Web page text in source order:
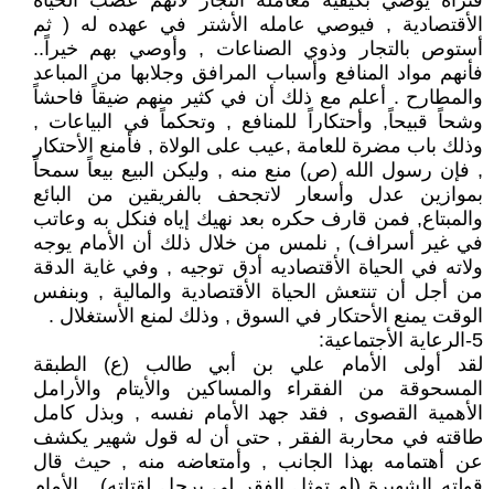
الأقتصادية , فيوصي عامله الأشتر في عهده له ( ثم
أستوص بالتجار وذوي الصناعات , وأوصي بهم خيراً..
فأنهم مواد المنافع وأسباب المرافق وجلابها من المباعد
والمطارح . أعلم مع ذلك أن في كثير منهم ضيقاً فاحشاً
وشحاً قبيحاً, وأحتكاراً للمنافع , وتحكماً في البياعات ,
وذلك باب مضرة للعامة ,عيب على الولاة , فأمنع الأحتكار
, فإن رسول الله (ص) منع منه , وليكن البيع بيعاً سمحاً
بموازين عدل وأسعار لاتجحف بالفريقين من البائع
والمبتاع, فمن قارف حكره بعد نهيك إياه فنكل به وعاتب
في غير أسراف) , نلمس من خلال ذلك أن الأمام يوجه
ولاته في الحياة الأقتصاديه أدق توجيه , وفي غاية الدقة
من أجل أن تنتعش الحياة الأقتصادية والمالية , وبنفس
الوقت يمنع الأحتكار في السوق , وذلك لمنع الأستغلال .
5-الرعاية الأجتماعية:
لقد أولى الأمام علي بن أبي طالب (ع) الطبقة
المسحوقة من الفقراء والمساكين والأيتام والأرامل
الأهمية القصوى , فقد جهد الأمام نفسه , وبذل كامل
طاقته في محاربة الفقر , حتى أن له قول شهير يكشف
عن أهتمامه بهذا الجانب , وأمتعاضه منه , حيث قال